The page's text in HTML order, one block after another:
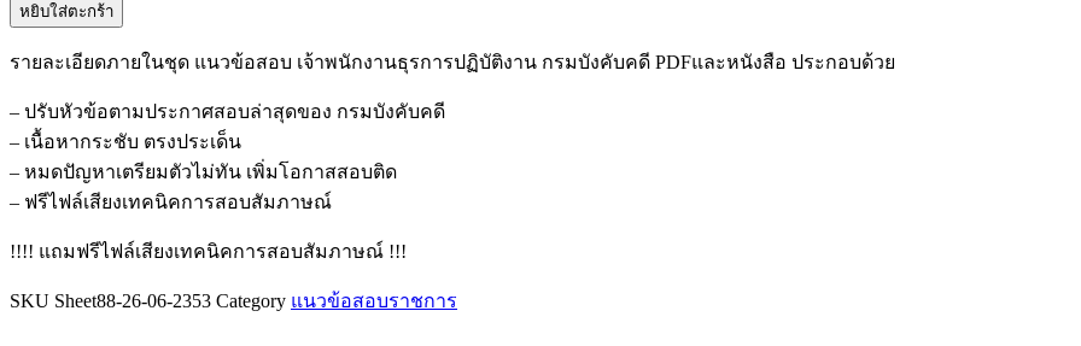
แนว
เจ้า
พนักงาน
ธุรการ
ปฏิบัติ
งาน
บังคับ
หยิบใส่ตะกร้า
รายละเอียดภายในชุด แนวข้อสอบ เจ้าพนักงานธุรการปฏิบัติงาน กรมบังคับคดี PDFและหนังสือ ประกอบด้วย
– ปรับหัวข้อตามประกาศสอบล่าสุดของ กรมบังคับคดี
– เนื้อหากระชับ ตรงประเด็น
– หมดปัญหาเตรียมตัวไม่ทัน เพิ่มโอกาสสอบติด
– ฟรีไฟล์เสียงเทคนิคการสอบสัมภาษณ์
!!!! แถมฟรีไฟล์เสียงเทคนิคการสอบสัมภาษณ์ !!!
SKU Sheet88-26-06-2353 Category แนวข้อสอบราชการ